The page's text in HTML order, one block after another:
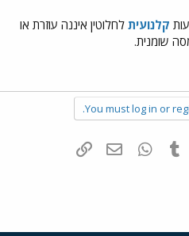
קלנועית לחלוטין איננה עוזרת או
שומנית.
You must log in or
Pinterest
Tumblr
WhatsAppדואר אלקטרוני